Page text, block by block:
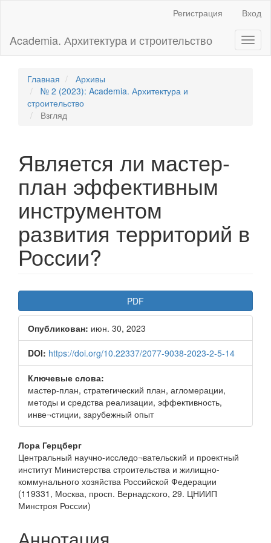
Основное
содержимое
панель
Регистрация Вход
Academia. Архитектура и строительство
Главная
Архивы
№ 2 (2023): Academia. Архитектура и
строительство
Взгляд
Является ли мастер-
план эффективным
инструментом
развития территорий в
России?
Боковая
панель
статьи
PDF
Опубликован: июн. 30, 2023
DOI: https://doi.org/10.22337/2077-9038-2023-2-5-14
Ключевые слова:
мастер-план, стратегический план, агломерации,
методы и средства реализации, эффективность,
инве¬стиции, зарубежный опыт
Основное
содержимое
статьи
Лора Герцберг
Центральный научно-исследо¬вательский и проектный
институт Министерства строительства и жилищно-
коммунального хозяйства Российской Федерации
(119331, Москва, просп. Вернадского, 29. ЦНИИП
Минстроя России)